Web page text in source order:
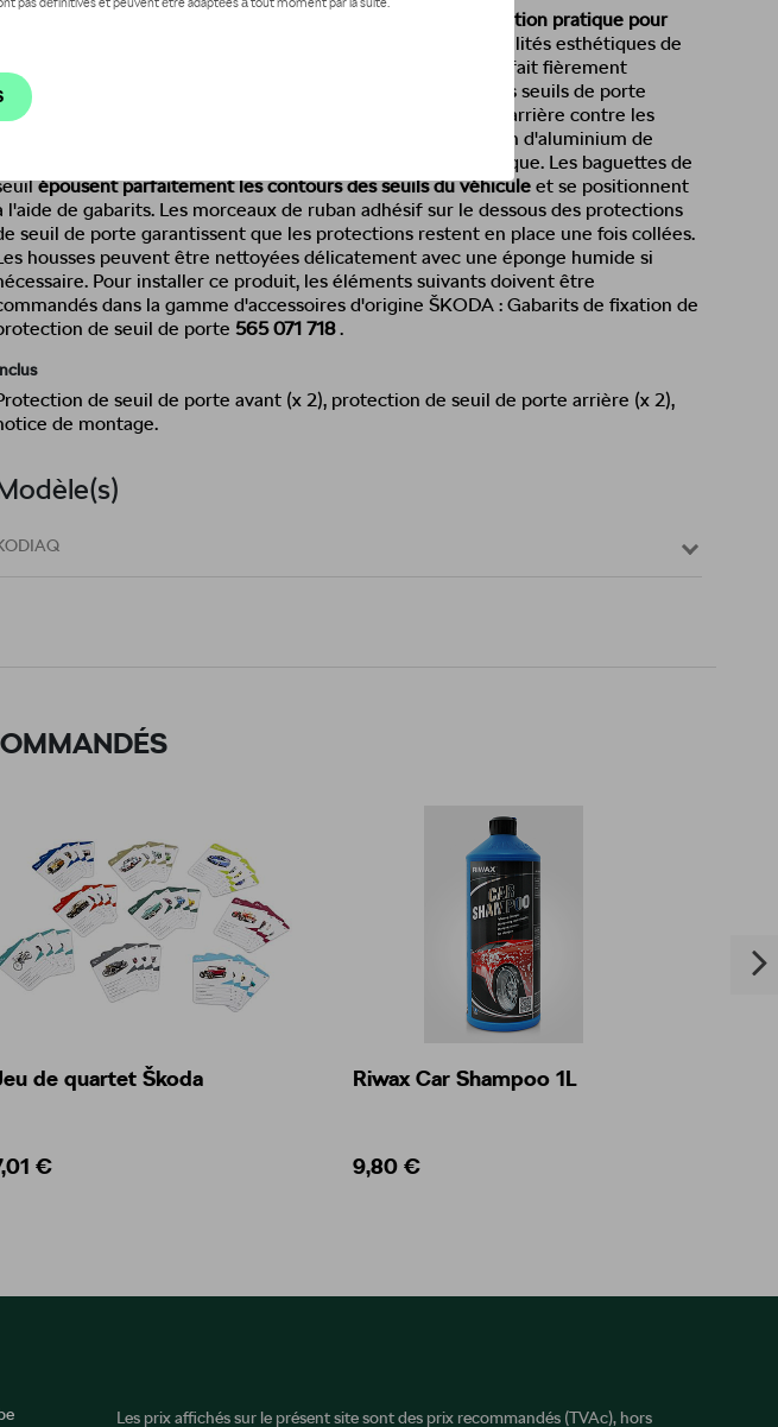
solution pratique pour
, ils améliorent également les qualités esthétiques de
véhicule. Le signe décoratif KODIAQ sur la couverture fait fièrement
à l'allégeance exclusive du produit à ce modèle. Les seuils de porte
décoratifs protègent la peinture des seuils de porte avant et arrière contre les
impuretés - leur haute résistance est le résultat de l'utilisation d'aluminium de
haute qualité, qui, en « bonus », augmente leur valeur esthétique. Les baguettes de
épousent parfaitement les contours des seuils du véhicule et se positionnent
l'aide de gabarits. Les morceaux de ruban adhésif sur le dessous des protections
seuil de porte garantissent que les protections restent en place une fois collées.
housses peuvent être nettoyées délicatement avec une éponge humide si
Pour installer ce produit, les éléments suivants doivent être
dans la gamme d'accessoires d'origine ŠKODA : Gabarits de fixation de
de seuil de porte 565 071 718.
de seuil de porte avant (x 2), protection de seuil de porte arrière (x 2),
de montage.
de quartet Škoda
€
Riwax Car Shampoo 1L
9,80 €
Les prix affichés sur le présent site sont des prix recommandés (TVAc), hors